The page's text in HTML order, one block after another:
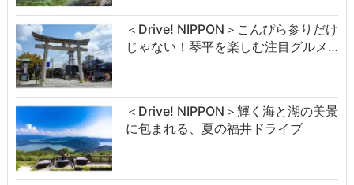
＜Drive! NIPPON＞こんぴら参りだけ
じゃない！琴平を楽しむ注目グルメ…
＜Drive! NIPPON＞輝く海と湖の美景
に包まれる、夏の福井ドライブ